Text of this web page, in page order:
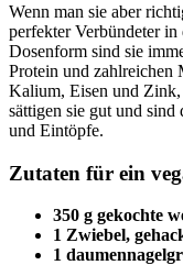
Wenn man sie aber
perfekter Verbündeter
Dosenform sind sie
Protein und zahlreichen
Kalium, Eisen und
sättigen sie gut und
und Eintöpfe.
Zutaten für ein
350 g gekochte
1 Zwiebel,
1